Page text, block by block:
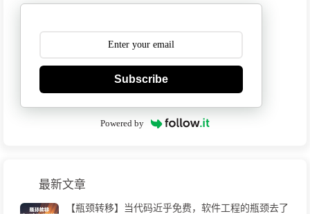
Subscribe
Powered by
最新文章
【瓶颈转移】当代码近乎免费，软件工程的瓶颈去了